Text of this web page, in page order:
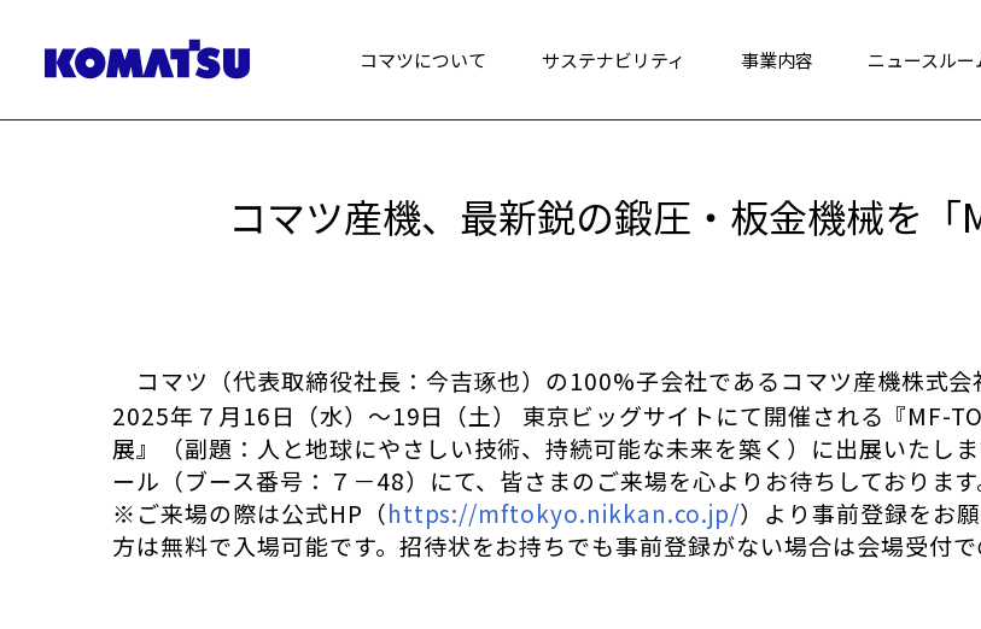
コマツについて サステナビリティ 事業内容 ニュースルー
コマツ産機、最新鋭の鍛圧・板金機械を「
コマツ（代表取締役社長：今吉琢也）の100%子会社であるコマツ産機株式会
2025年７月16日（水）～19日（土） 東京ビッグサイトにて開催される『MF-
展』（副題：人と地球にやさしい技術、持続可能な未来を築く）に出展いたし
ール（ブース番号：７－48）にて、皆さまのご来場を心よりお待ちしております
※ご来場の際は公式HP（https://mftokyo.nikkan.co.jp/）より事前登録をお
方は無料で入場可能です。招待状をお持ちでも事前登録がない場合は会場受付で